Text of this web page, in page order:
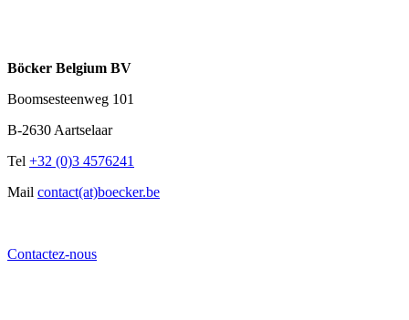
Böcker Belgium BV
Boomsesteenweg 101
B-2630 Aartselaar
Tel +32 (0)3 4576241
Mail contact(at)boecker.be
Contactez-nous